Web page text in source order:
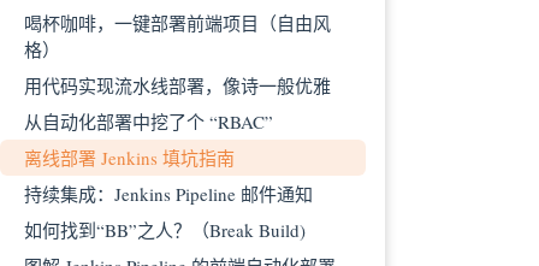
喝杯咖啡，一键部署前端项目（自由风
格）
用代码实现流水线部署，像诗一般优雅
从自动化部署中挖了个 “RBAC”
离线部署 Jenkins 填坑指南
持续集成：Jenkins Pipeline 邮件通知
如何找到“BB”之人？（Break Build)
三、下载
下载 Java
五、启动